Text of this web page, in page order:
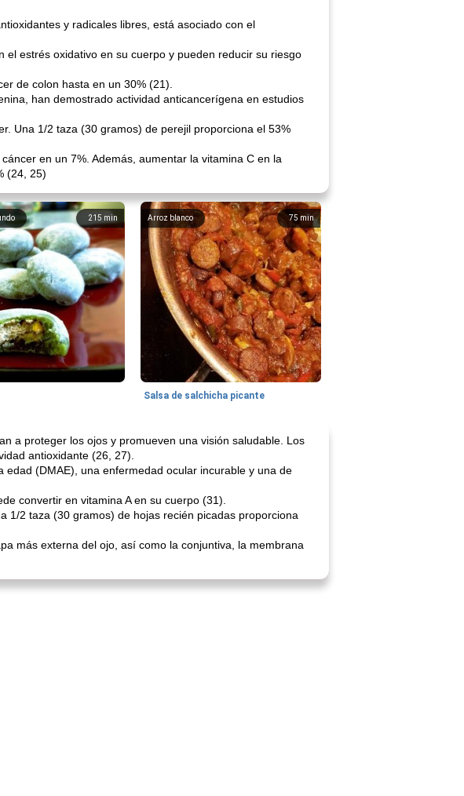
y radicales libres, está asociado con el
estrés oxidativo en su cuerpo y pueden reducir su riesgo
de colon hasta en un 30% (21).
han demostrado actividad anticancerígena en estudios
Una 1/2 taza (30 gramos) de perejil proporciona el 53%
en un 7%. Además, aumentar la vitamina C en la
(24, 25)
215 min 75 min
Arroz blanco
Salsa de salchicha picante
a proteger los ojos y promueven una visión saludable. Los
antioxidante (26, 27).
(DMAE), una enfermedad ocular incurable y una de
convertir en vitamina A en su cuerpo (31).
1/2 taza (30 gramos) de hojas recién picadas proporciona
más externa del ojo, así como la conjuntiva, la membrana